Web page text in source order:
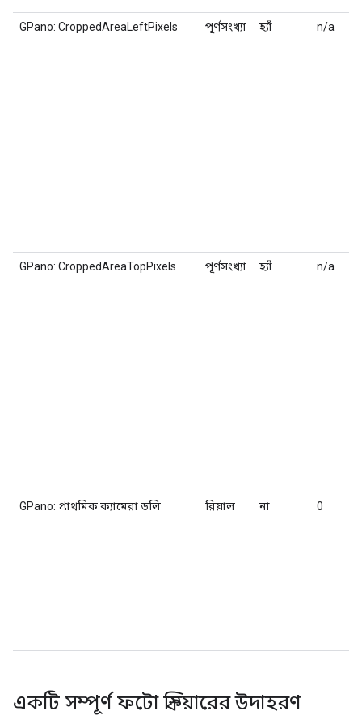
GPano: CroppedAreaLeftPixels পূর্ণসংখ্যা হ্যাঁ n/a
GPano: CroppedAreaTopPixels পূর্ণসংখ্যা হ্যাঁ n/a
GPano: প্রাথমিক ক্যামেরা ডলি রিয়াল না 0
একটি সম্পূর্ণ ফটো স্ফিয়ারের উদাহরণ